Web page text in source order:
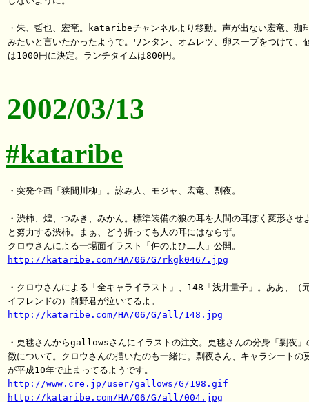
・朱、哲也、宏竜。kataribeチャンネルより移動。声が出ない宏竜、珈
みたいと言いたかったようで。ワンタン、オムレツ、卵スープをつけて、
は1000円に決定。ランチタイムは800円。
2002/03/13
#kataribe
・突発企画「狭間川柳」。詠み人、モジャ、宏竜、剽夜。
・渋柿、煌、つみき、みかん。標準装備の狼の耳を人間の耳ぽく変形させ
と努力する渋柿。まぁ、どう折っても人の耳にはならず。
http://kataribe.com/HA/06/G/rkgk0467.jpg
・クロウさんによる「全キャライラスト」、148「浅井量子」。ああ、（
http://kataribe.com/HA/06/G/all/148.jpg
・更毬さんからgallowsさんにイラストの注文。更毬さんの分身「剽夜」
徴について。クロウさんの描いたのも一緒に。剽夜さん、キャラシートの
http://www.cre.jp/user/gallows/G/198.gif
http://kataribe.com/HA/06/G/all/004.jpg